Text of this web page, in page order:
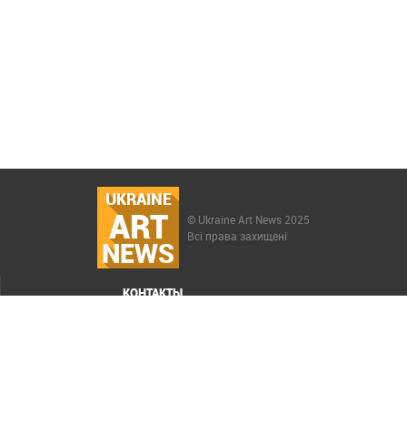
UKRAINE
ART
NEWS
© Ukraine Art News 2025
Всі права захищені
КОНТАКТЫ